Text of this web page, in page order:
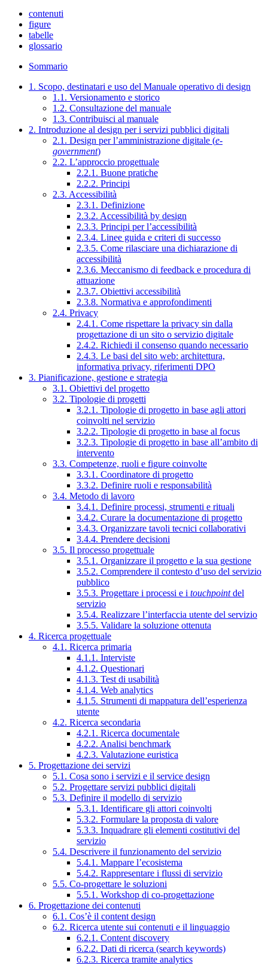
contenuti
figure
tabelle
glossario
Sommario
1. Scopo, destinatari e uso del Manuale operativo di design
1.1. Versionamento e storico
1.2. Consultazione del manuale
1.3. Contribuisci al manuale
2. Introduzione al design per i servizi pubblici digitali
2.1. Design per l’amministrazione digitale (e-
government)
2.2. L’approccio progettuale
2.2.1. Buone pratiche
2.2.2. Principi
2.3. Accessibilità
2.3.1. Definizione
2.3.2. Accessibilità by design
2.3.3. Principi per l’accessibilità
2.3.4. Linee guida e criteri di successo
2.3.5. Come rilasciare una dichiarazione di
accessibilità
2.3.6. Meccanismo di feedback e procedura di
attuazione
2.3.7. Obiettivi accessibilità
2.3.8. Normativa e approfondimenti
2.4. Privacy
2.4.1. Come rispettare la privacy sin dalla
progettazione di un sito o servizio digitale
2.4.2. Richiedi il consenso quando necessario
2.4.3. Le basi del sito web: architettura,
informativa privacy, riferimenti DPO
3. Pianificazione, gestione e strategia
3.1. Obiettivi del progetto
3.2. Tipologie di progetti
3.2.1. Tipologie di progetto in base agli attori
coinvolti nel servizio
3.2.2. Tipologie di progetto in base al focus
3.2.3. Tipologie di progetto in base all’ambito di
intervento
3.3. Competenze, ruoli e figure coinvolte
3.3.1. Coordinatore di progetto
3.3.2. Definire ruoli e responsabilità
3.4. Metodo di lavoro
3.4.1. Definire processi, strumenti e rituali
3.4.2. Curare la documentazione di progetto
3.4.3. Organizzare tavoli tecnici collaborativi
3.4.4. Prendere decisioni
3.5. Il processo progettuale
3.5.1. Organizzare il progetto e la sua gestione
3.5.2. Comprendere il contesto d’uso del servizio
pubblico
3.5.3. Progettare i processi e i touchpointdel
servizio
3.5.4. Realizzare l’interfaccia utente del servizio
3.5.5. Validare la soluzione ottenuta
4. Ricerca progettuale
4.1. Ricerca primaria
4.1.1. Interviste
4.1.2. Questionari
4.1.3. Test di usabilità
4.1.4. Web analytics
4.1.5. Strumenti di mappatura dell’esperienza
utente
4.2. Ricerca secondaria
4.2.1. Ricerca documentale
4.2.2. Analisi benchmark
4.2.3. Valutazione euristica
5. Progettazione dei servizi
5.1. Cosa sono i servizi e il service design
5.2. Progettare servizi pubblici digitali
5.3. Definire il modello di servizio
5.3.1. Identificare gli attori coinvolti
5.3.2. Formulare la proposta di valore
5.3.3. Inquadrare gli elementi costitutivi del
servizio
5.4. Descrivere il funzionamento del servizio
5.4.1. Mappare l’ecosistema
5.4.2. Rappresentare i flussi di servizio
5.5. Co-progettare le soluzioni
5.5.1. Workshop di co-progettazione
6. Progettazione dei contenuti
6.1. Cos’è il content design
6.2. Ricerca utente sui contenuti e il linguaggio
6.2.1. Content discovery
6.2.2. Dati di ricerca (search keywords)
6.2.3. Ricerca tramite analytics